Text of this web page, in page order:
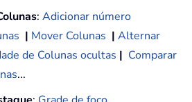
: Adicionar número
| Mover Colunas | Alternar
de Colunas ocultas | Comparar
...